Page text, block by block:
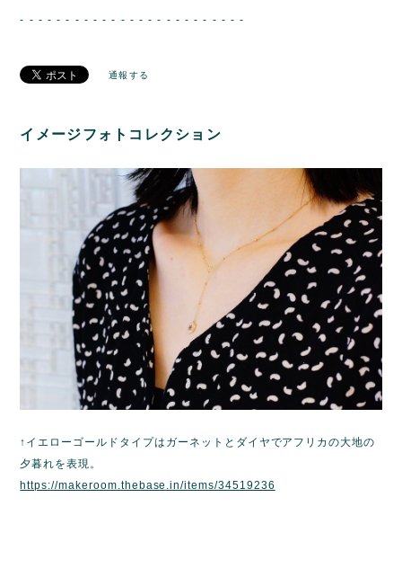
- - - - - - - - - - - - - - - - - - - - - - - - -
通報する
イメージフォトコレクション
↑イエローゴールドタイプはガーネットとダイヤでアフリカの大地の
夕暮れを表現。
https://makeroom.thebase.in/items/34519236